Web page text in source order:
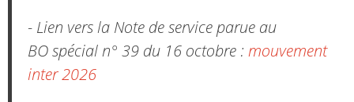
- Lien vers la Note de service parue au
BO spécial n° 39 du 16 octobre : mouvement
inter 2026